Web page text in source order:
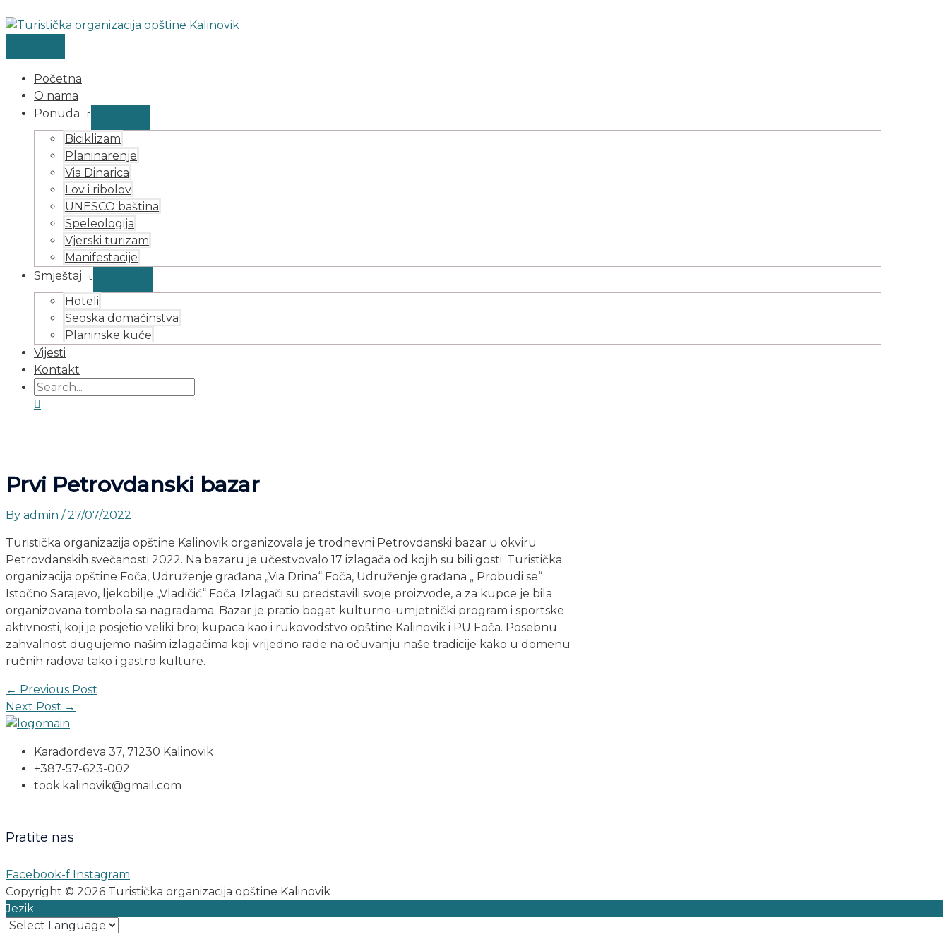
to
MENU
Početna
O nama
Ponuda
TOGGLE
Biciklizam
Planinarenje
Via Dinarica
Lov i ribolov
UNESCO baština
Speleologija
Vjerski turizam
Manifestacije
Smještaj
TOGGLE
Hoteli
Seoska domaćinstva
Planinske kuće
Vijesti
Kontakt
for:
Prvi Petrovdanski bazar
By admin /27/07/2022
Turistička organizazija opštine Kalinovik organizovala je trodnevni Petrovdanski bazar u okviru
Petrovdanskih svečanosti 2022. Na bazaru je učestvovalo 17 izlagača od kojih su bili gosti: Turistička
organizacija opštine Foča, Udruženje građana „Via Drina“ Foča, Udruženje građana „ Probudi se“
Istočno Sarajevo, ljekobilje „Vladičić“ Foča. Izlagači su predstavili svoje proizvode, a za kupce je bila
organizovana tombola sa nagradama. Bazar je pratio bogat kulturno-umjetnički program i sportske
aktivnosti, koji je posjetio veliki broj kupaca kao i rukovodstvo opštine Kalinovik i PU Foča. Posebnu
zahvalnost dugujemo našim izlagačima koji vrijedno rade na očuvanju naše tradicije kako u domenu
ručnih radova tako i gastro kulture.
navigation
← Previous Post
Next Post →
Karađorđeva 37, 71230 Kalinovik
+387-57-623-002
took.kalinovik@gmail.com
Pratite nas
Facebook-f Instagram
Copyright © 2026 Turistička organizacija opštine Kalinovik
Jezik